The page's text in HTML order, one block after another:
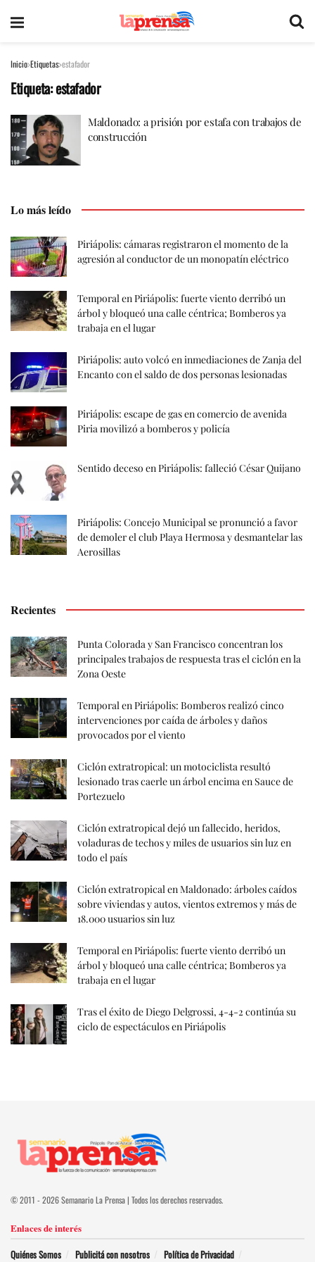
Inicio Etiquetas estafador
Etiqueta:estafador
Maldonado: a prisión por estafa con trabajos de
construcción
Lo más leído
Piriápolis: cámaras registraron el momento de la
agresión al conductor de un monopatín eléctrico
Temporal en Piriápolis: fuerte viento derribó un
árbol y bloqueó una calle céntrica; Bomberos ya
trabaja en el lugar
Piriápolis: auto volcó en inmediaciones de Zanja del
Encanto con el saldo de dos personas lesionadas
Piriápolis: escape de gas en comercio de avenida
Piria movilizó a bomberos y policía
Sentido deceso en Piriápolis: falleció César Quijano
Piriápolis: Concejo Municipal se pronunció a favor
de demoler el club Playa Hermosa y desmantelar las
Aerosillas
Recientes
Punta Colorada y San Francisco concentran los
principales trabajos de respuesta tras el ciclón en la
Zona Oeste
Temporal en Piriápolis: Bomberos realizó cinco
intervenciones por caída de árboles y daños
provocados por el viento
Ciclón extratropical: un motociclista resultó
lesionado tras caerle un árbol encima en Sauce de
Portezuelo
Ciclón extratropical dejó un fallecido, heridos,
voladuras de techos y miles de usuarios sin luz en
todo el país
Ciclón extratropical en Maldonado: árboles caídos
sobre viviendas y autos, vientos extremos y más de
18.000 usuarios sin luz
Temporal en Piriápolis: fuerte viento derribó un
árbol y bloqueó una calle céntrica; Bomberos ya
trabaja en el lugar
Tras el éxito de Diego Delgrossi, 4-4-2 continúa su
ciclo de espectáculos en Piriápolis
© 2011 - 2026 Semanario La Prensa | Todos los derechos reservados.
Enlaces de interés
Quiénes Somos Publicitá con nosotros Política de Privacidad